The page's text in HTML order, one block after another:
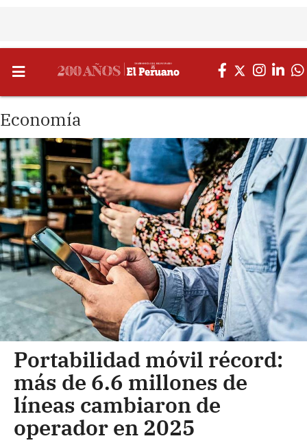
Economía
Portabilidad móvil récord:
más de 6.6 millones de
líneas cambiaron de
operador en 2025